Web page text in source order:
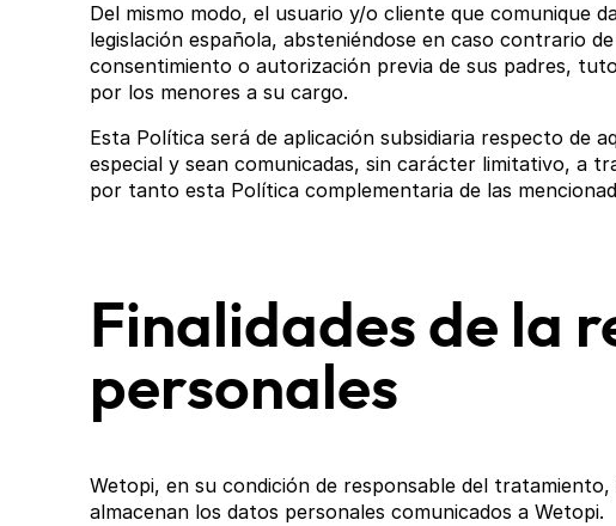
Del mismo modo, el usuario y/o cliente que comunique
legislación española, absteniéndose en caso contrario
consentimiento o autorización previa de sus padres,
por los menores a su cargo.
Esta Política será de aplicación subsidiaria respecto de
especial y sean comunicadas, sin carácter limitativo, a
por tanto esta Política complementaria de las
Finalidades de la
personales
Wetopi, en su condición de responsable del
almacenan los datos personales comunicados a Wetopi.